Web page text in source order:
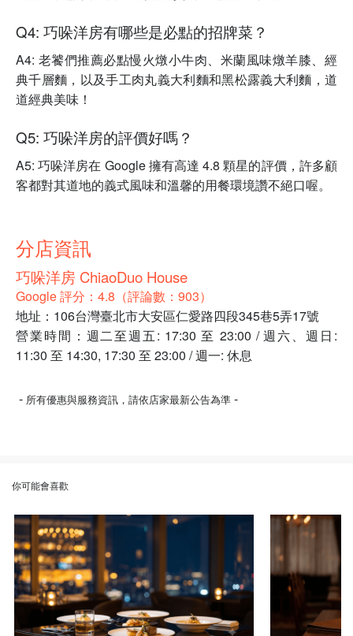
Q4: 巧哚洋房有哪些是必點的招牌菜？
A4: 老饕們推薦必點慢火燉小牛肉、米蘭風味燉羊膝、經
典千層麵，以及手工肉丸義大利麵和黑松露義大利麵，道
道經典美味！
Q5: 巧哚洋房的評價好嗎？
A5: 巧哚洋房在 Google 擁有高達 4.8 顆星的評價，許多顧
客都對其道地的義式風味和溫馨的用餐環境讚不絕口喔。
分店資訊
巧哚洋房 ChiaoDuo House
Google 評分：4.8（評論數：903）
地址：106台灣臺北市大安區仁愛路四段345巷5弄17號
營業時間：週二至週五: 17:30 至 23:00 / 週六、週日:
11:30 至 14:30, 17:30 至 23:00 / 週一: 休息
- 所有優惠與服務資訊，請依店家最新公告為準 -
你可能會喜歡